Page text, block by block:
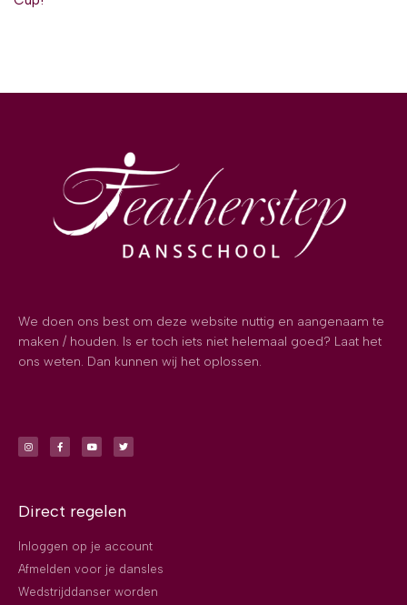
We doen ons best om deze website nuttig en aangenaam te
maken / houden. Is er toch iets niet helemaal goed? Laat het
ons weten. Dan kunnen wij het oplossen.
Direct regelen
Inloggen op je account
Afmelden voor je dansles
Wedstrijddanser worden